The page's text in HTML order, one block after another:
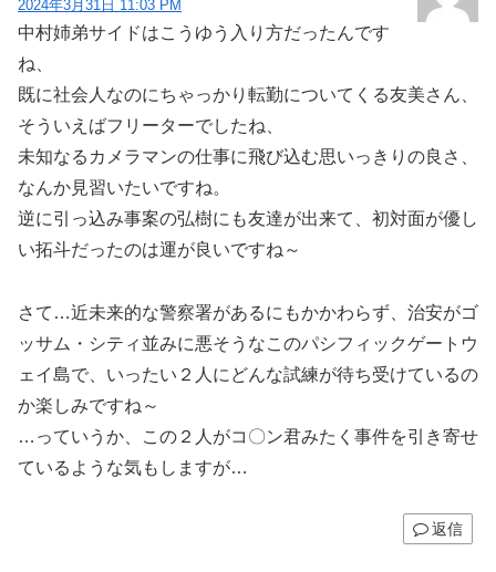
2024年3月31日 11:03 PM
中村姉弟サイドはこうゆう入り方だったんです
ね、
既に社会人なのにちゃっかり転勤についてくる友美さん、
そういえばフリーターでしたね、
未知なるカメラマンの仕事に飛び込む思いっきりの良さ、
なんか見習いたいですね。
逆に引っ込み事案の弘樹にも友達が出来て、初対面が優し
い拓斗だったのは運が良いですね～
さて…近未来的な警察署があるにもかかわらず、治安がゴ
ッサム・シティ並みに悪そうなこのパシフィックゲートウ
ェイ島で、いったい２人にどんな試練が待ち受けているの
か楽しみですね～
…っていうか、この２人がコ〇ン君みたく事件を引き寄せ
ているような気もしますが…
返信